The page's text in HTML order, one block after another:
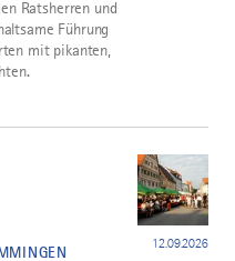
Ratsherren und
Führung
mit pikanten,
12.09.2026